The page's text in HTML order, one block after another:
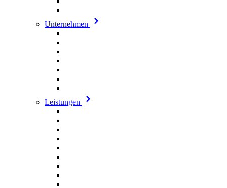
Unternehmen
Leistungen